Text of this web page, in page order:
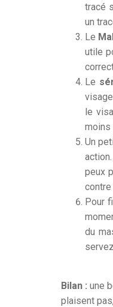
tracé
un
Le
utile
Le
le
moins
Un
peux
contre
Pour
du
Bilan : une
plaisent